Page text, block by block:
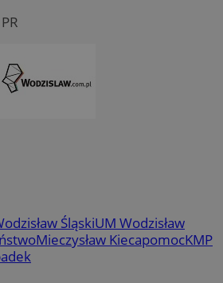
ŚląskiUM Wodzisław
Mieczysław KiecapomocKMP